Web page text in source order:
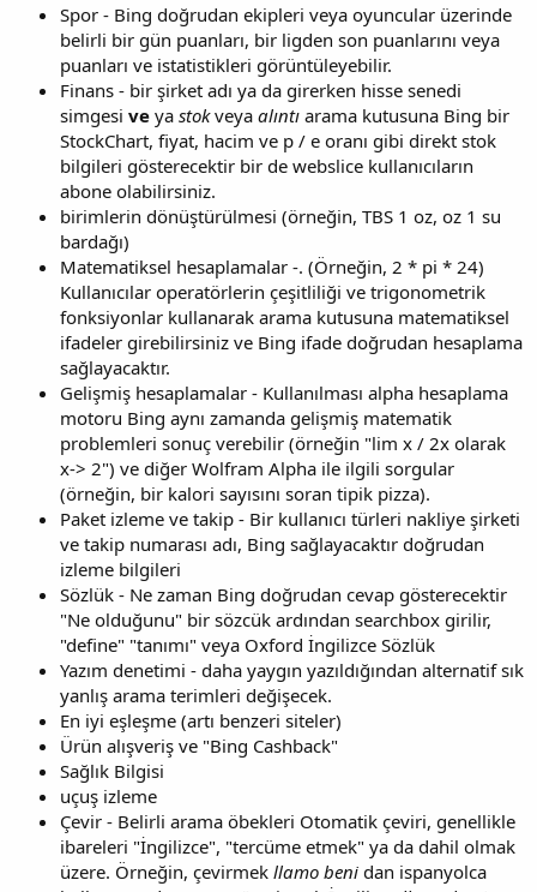
Spor - Bing doğrudan ekipleri veya oyuncular üzerinde
belirli bir gün puanları, bir ligden son puanlarını veya
puanları ve istatistikleri görüntüleyebilir.
Finans - bir şirket adı ya da girerken hisse senedi
simgesi ve ya stokveya alıntı arama kutusuna Bing bir
StockChart, fiyat, hacim ve p / e oranı gibi direkt stok
bilgileri gösterecektir bir de webslice kullanıcıların
abone olabilirsiniz.
birimlerin dönüştürülmesi (örneğin, TBS 1 oz, oz 1 su
bardağı)
Matematiksel hesaplamalar -. (Örneğin, 2 * pi * 24)
Kullanıcılar operatörlerin çeşitliliği ve trigonometrik
fonksiyonlar kullanarak arama kutusuna matematiksel
ifadeler girebilirsiniz ve Bing ifade doğrudan hesaplama
sağlayacaktır.
Gelişmiş hesaplamalar - Kullanılması alpha hesaplama
motoru Bing aynı zamanda gelişmiş matematik
problemleri sonuç verebilir (örneğin "lim x / 2x olarak
x-> 2") ve diğer Wolfram Alpha ile ilgili sorgular
(örneğin, bir kalori sayısını soran tipik pizza).
Paket izleme ve takip - Bir kullanıcı türleri nakliye şirketi
ve takip numarası adı, Bing sağlayacaktır doğrudan
izleme bilgileri
Sözlük - Ne zaman Bing doğrudan cevap gösterecektir
"Ne olduğunu" bir sözcük ardından searchbox girilir,
"define" "tanımı" veya Oxford İngilizce Sözlük
Yazım denetimi - daha yaygın yazıldığından alternatif sık
yanlış arama terimleri değişecek.
En iyi eşleşme (artı benzeri siteler)
Ürün alışveriş ve "Bing Cashback"
Sağlık Bilgisi
uçuş izleme
Çevir - Belirli arama öbekleri Otomatik çeviri, genellikle
ibareleri "İngilizce", "tercüme etmek" ya da dahil olmak
üzere. Örneğin, çevirmek llamo beni dan ispanyolca